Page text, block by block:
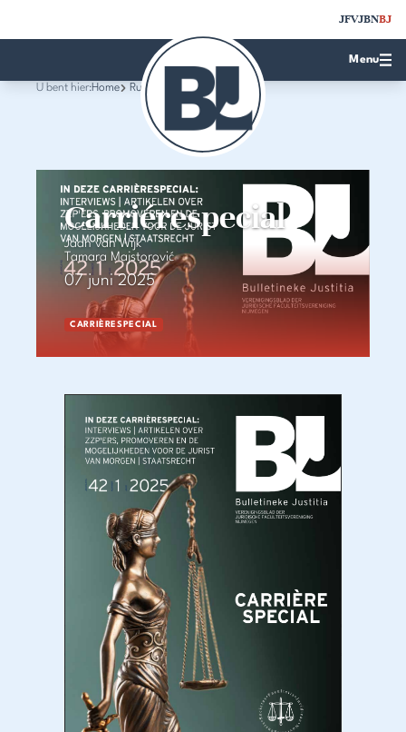
JFVJBNBJ
Menu
U bent hier:Home Rubrieken
Carriérespecial
Jaan van Wijk
Tamara Majstorović
07 juni 2025
CARRIÈRESPECIAL